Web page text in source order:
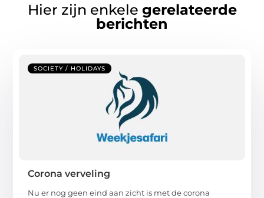
Hier zijn enkele gerelateerde
berichten
SOCIETY / HOLIDAYS
Corona verveling
Nu er nog geen eind aan zicht is met de corona